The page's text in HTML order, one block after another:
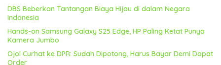
DBS Beberkan Tantangan Biaya Hijau di dalam Negara
Indonesia
Hands-on Samsung Galaxy S25 Edge, HP Paling Ketat Punya
Kamera Jumbo
Ojol Curhat ke DPR: Sudah Dipotong, Harus Bayar Demi Dapat
Order